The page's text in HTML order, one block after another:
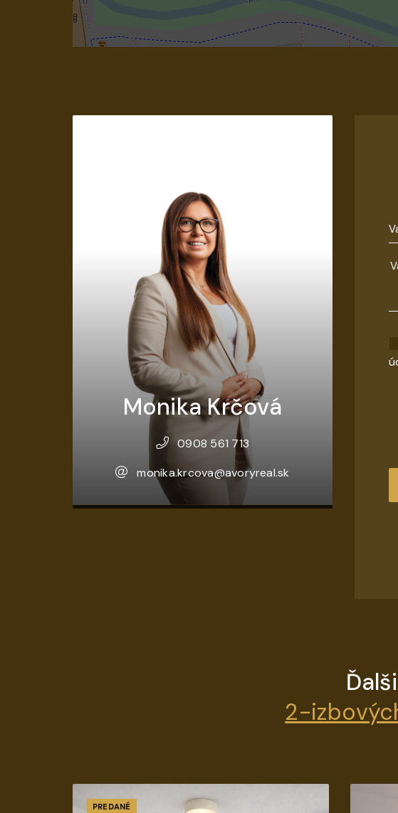
Monika Krčová
0908 561 713
monika.krcova@avoryreal.sk
2-
PREDANÉ